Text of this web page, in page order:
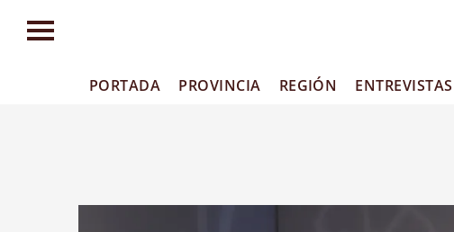
PORTADA PROVINCIA REGIÓN ENTREVISTAS